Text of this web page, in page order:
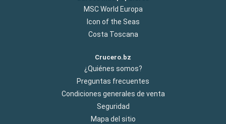
MSC World Europa
Icon of the Seas
Costa Toscana
Crucero.bz
¿Quiénes somos?
Preguntas frecuentes
Condiciones generales de venta
Seguridad
Mapa del sitio